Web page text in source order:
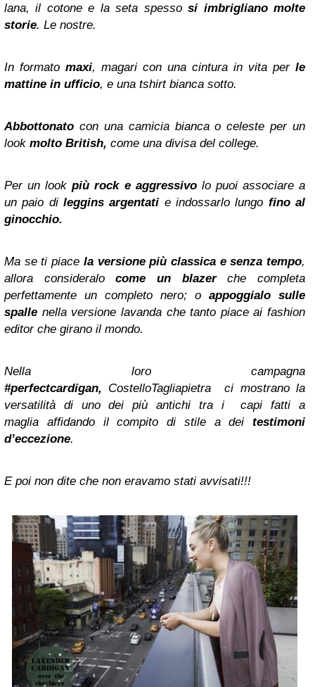
lana, il cotone e la seta spessosi imbrigliano molte
storie. Le nostre.
In formato maxi, magari con una cintura in vita per le
mattine in ufficio, e una tshirt bianca sotto.
Abbottonato con una camicia bianca o celeste per un
look molto British, come una divisa del college.
Per un lookpiù rock e aggressivolo puoi associare a
un paio di leggins argentati e indossarlo lungo fino al
ginocchio.
Ma se ti piace la versione più classica e senza tempo,
allora consideralocome un blazerche completa
perfettamente un completo nero; o appoggialo sulle
spalle nella versione lavanda che tanto piace ai fashion
editor che girano il mondo.
Nella loro campagna
#perfectcardigan, CostelloTagliapietra ci mostrano la
versatilità di uno dei più antichi tra i capi fatti a
maglia affidando il compito di stile a dei testimoni
d’eccezione.
E poi non dite che non eravamo stati avvisati!!!